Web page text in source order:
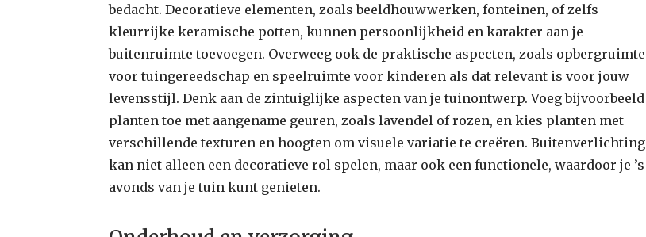
bedacht. Decoratieve elementen, zoals beeldhouwwerken, fonteinen, of zelfs
kleurrijke keramische potten, kunnen persoonlijkheid en karakter aan je
buitenruimte toevoegen. Overweeg ook de praktische aspecten, zoals opbergruimte
voor tuingereedschap en speelruimte voor kinderen als dat relevant is voor jouw
levensstijl. Denk aan de zintuiglijke aspecten van je tuinontwerp. Voeg bijvoorbeeld
planten toe met aangename geuren, zoals lavendel of rozen, en kies planten met
verschillende texturen en hoogten om visuele variatie te creëren. Buitenverlichting
kan niet alleen een decoratieve rol spelen, maar ook een functionele, waardoor je ’s
avonds van je tuin kunt genieten.